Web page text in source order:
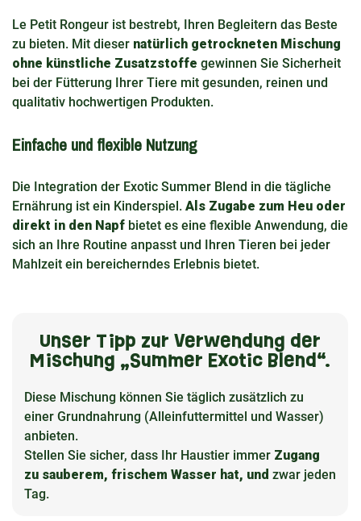
Le Petit Rongeur ist bestrebt, Ihren Begleitern das Beste
zu bieten. Mit dieser natürlich getrockneten Mischung
ohne künstliche Zusatzstoffe gewinnen Sie Sicherheit
bei der Fütterung Ihrer Tiere mit gesunden, reinen und
qualitativ hochwertigen Produkten.
Einfache und flexible Nutzung
Die Integration der Exotic Summer Blend in die tägliche
Ernährung ist ein Kinderspiel. Als Zugabe zum Heu oder
direkt in den Napf bietet es eine flexible Anwendung, die
sich an Ihre Routine anpasst und Ihren Tieren bei jeder
Mahlzeit ein bereicherndes Erlebnis bietet.
Unser Tipp zur Verwendung der
Mischung „Summer Exotic Blend“.
Diese Mischung können Sie täglich zusätzlich zu
einer Grundnahrung (Alleinfuttermittel und Wasser)
anbieten.
Stellen Sie sicher, dass Ihr Haustier immer Zugang
zu sauberem, frischem Wasser hat, und zwar jeden
Tag.